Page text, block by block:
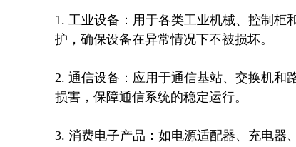
1. 工业设备：用于各类工业机械、控制柜
护，确保设备在异常情况下不被损坏。
2. 通信设备：应用于通信基站、交换机和
损害，保障通信系统的稳定运行。
3. 消费电子产品：如电源适配器、充电器